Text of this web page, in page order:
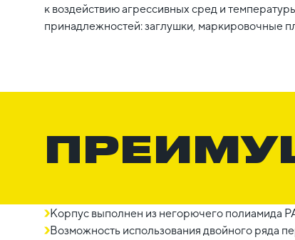
к воздействию агрессивных сред и
принадлежностей: заглушки, маркировочные
Корпус выполнен из негорючего полиамида
Возможность использования двойного ряда